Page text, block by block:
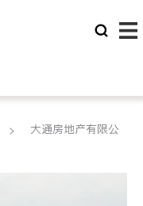
大通房地产有限公